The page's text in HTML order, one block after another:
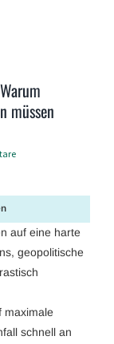
müssen
auf eine harte
geopolitische
maximale
schnell an